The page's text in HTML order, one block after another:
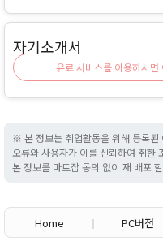
자기소개서
유료 서비스를 이용하시
※ 본 정보는 취업활동을 위해 등록된
오류와 사용자가 이를 신뢰하여 취한
본 정보를 마트잡 동의 없이 재 배포
Home PC버전